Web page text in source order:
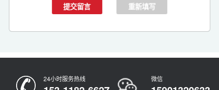
24小时服务热线 微信